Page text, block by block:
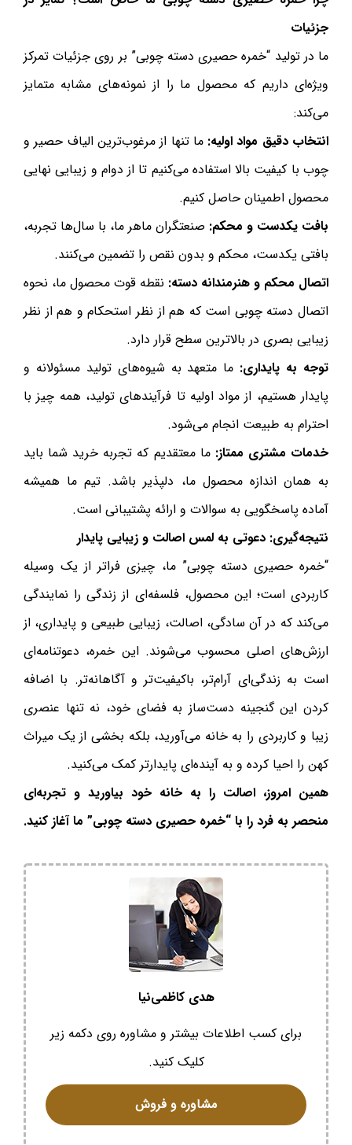
جزئیات
ما در تولید “خمره حصیری دسته چوبی” بر روی جزئیات تمرکز
ویژه‌ای داریم که محصول ما را از نمونه‌های مشابه متمایز
می‌کند:
انتخاب دقیق مواد اولیه: ما تنها از مرغوب‌ترین الیاف حصیر و
چوب با کیفیت بالا استفاده می‌کنیم تا از دوام و زیبایی نهایی
محصول اطمینان حاصل کنیم.
بافت یکدست و محکم: صنعتگران ماهر ما، با سال‌ها تجربه،
بافتی یکدست، محکم و بدون نقص را تضمین می‌کنند.
اتصال محکم و هنرمندانه دسته: نقطه قوت محصول ما، نحوه
اتصال دسته چوبی است که هم از نظر استحکام و هم از نظر
زیبایی بصری در بالاترین سطح قرار دارد.
توجه به پایداری: ما متعهد به شیوه‌های تولید مسئولانه و
پایدار هستیم، از مواد اولیه تا فرآیندهای تولید، همه چیز با
احترام به طبیعت انجام می‌شود.
خدمات مشتری ممتاز: ما معتقدیم که تجربه خرید شما باید
به همان اندازه محصول ما، دلپذیر باشد. تیم ما همیشه
آماده پاسخگویی به سوالات و ارائه پشتیبانی است.
نتیجه‌گیری: دعوتی به لمس اصالت و زیبایی پایدار
“خمره حصیری دسته چوبی” ما، چیزی فراتر از یک وسیله
کاربردی است؛ این محصول، فلسفه‌ای از زندگی را نمایندگی
می‌کند که در آن سادگی، اصالت، زیبایی طبیعی و پایداری، از
ارزش‌های اصلی محسوب می‌شوند. این خمره، دعوتنامه‌ای
است به زندگی‌ای آرام‌تر، باکیفیت‌تر و آگاهانه‌تر. با اضافه
کردن این گنجینه دست‌ساز به فضای خود، نه تنها عنصری
زیبا و کاربردی را به خانه می‌آورید، بلکه بخشی از یک میراث
کهن را احیا کرده و به آینده‌ای پایدارتر کمک می‌کنید.
همین امروز، اصالت را به خانه خود بیاورید و تجربه‌ای
منحصر به فرد را با “خمره حصیری دسته چوبی” ما آغاز کنید.
هدی کاظمی‌نیا
برای کسب اطلاعات بیشتر و مشاوره روی دکمه زیر
کلیک کنید.
مشاوره و فروش